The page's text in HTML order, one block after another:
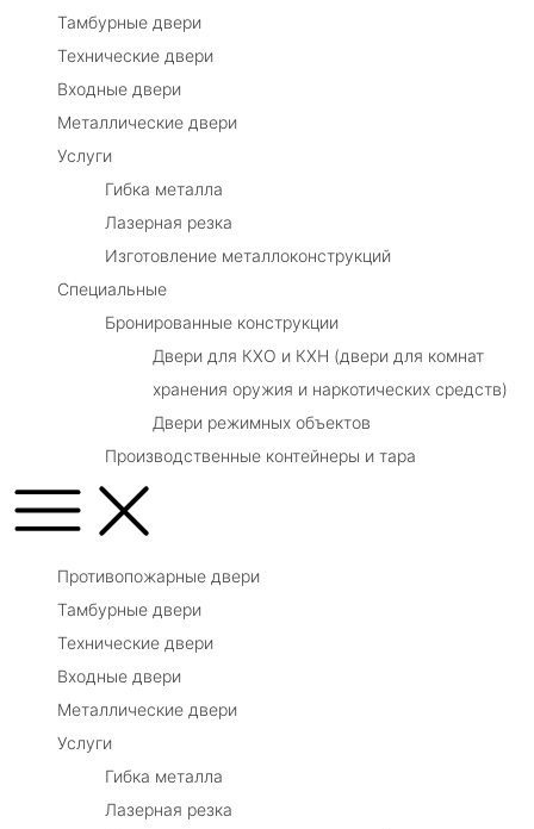
Тамбурные двери
Технические двери
Входные двери
Металлические двери
Услуги
Гибка металла
Лазерная резка
Изготовление металлоконструкций
Специальные
Бронированные конструкции
Двери для КХО и КХН (двери для комнат
хранения оружия и наркотических средств)
Двери режимных объектов
Производственные контейнеры и тара
Противопожарные двери
Тамбурные двери
Технические двери
Входные двери
Металлические двери
Услуги
Гибка металла
Лазерная резка